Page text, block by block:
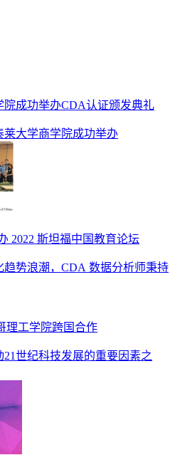
院成功举办CDA认证颁发典礼
大学商学院成功举办
2022 斯坦福中国教育论坛
势浪潮，CDA 数据分析师秉持
理工学院跨国合作
世纪科技发展的重要因素之